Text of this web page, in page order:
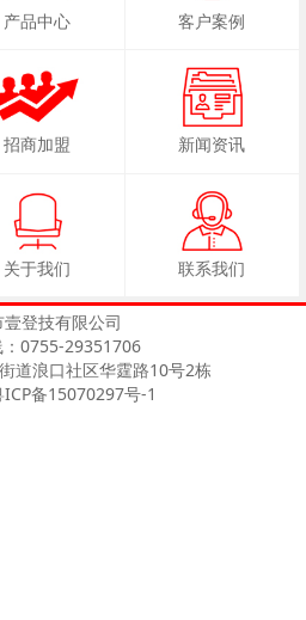
产品中心 客户案例
招商加盟 新闻资讯
关于我们 联系我们
登技有限公司
：0755-29351706
道浪口社区华霆路10号2栋
备15070297号-1